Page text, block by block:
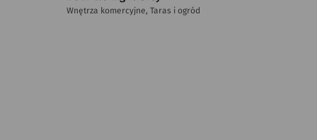
Wnętrza komercyjne, Taras i ogród